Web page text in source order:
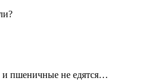
пшеничные не едятся…